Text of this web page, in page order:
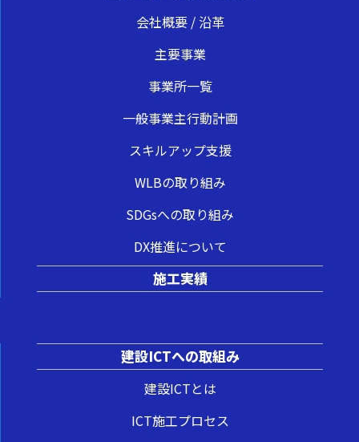
会社概要 / 沿革
主要事業
事業所一覧
一般事業主行動計画
スキルアップ支援
WLBの取り組み
SDGsへの取り組み
DX推進について
施工実績
建設ICTへの取組み
建設ICTとは
ICT施工プロセス